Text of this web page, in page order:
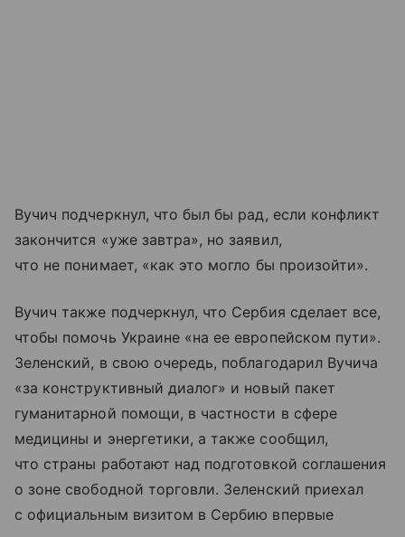
Вучич подчеркнул, что был бы рад, если конфликт
закончится «уже завтра», но заявил,
что не понимает, «как это могло бы произойти».
Вучич также подчеркнул, что Сербия сделает все,
чтобы помочь Украине «на ее европейском пути».
Зеленский, в свою очередь, поблагодарил Вучича
«за конструктивный диалог» и новый пакет
гуманитарной помощи, в частности в сфере
медицины и энергетики, а также сообщил,
что страны работают над подготовкой соглашения
о зоне свободной торговли. Зеленский приехал
с официальным визитом в Сербию впервые